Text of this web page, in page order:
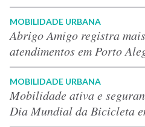
MOBILIDADE URBANA
Abrigo Amigo registra
atendimentos em Porto
MOBILIDADE URBANA
Mobilidade ativa e
Dia Mundial da Bicicleta